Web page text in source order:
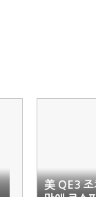
美 QE3 조